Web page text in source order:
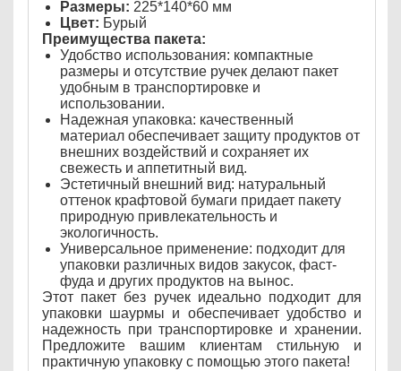
Размеры: 225*140*60 мм
Цвет: Бурый
Преимущества пакета:
Удобство использования: компактные
размеры и отсутствие ручек делают пакет
удобным в транспортировке и
использовании.
Надежная упаковка: качественный
материал обеспечивает защиту продуктов от
внешних воздействий и сохраняет их
свежесть и аппетитный вид.
Эстетичный внешний вид: натуральный
оттенок крафтовой бумаги придает пакету
природную привлекательность и
экологичность.
Универсальное применение: подходит для
упаковки различных видов закусок, фаст-
фуда и других продуктов на вынос.
Этот пакет без ручек идеально подходит для
упаковки шаурмы и обеспечивает удобство и
надежность при транспортировке и хранении.
Предложите вашим клиентам стильную и
практичную упаковку с помощью этого пакета!